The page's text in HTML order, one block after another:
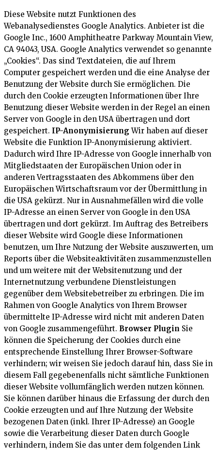
Diese Website nutzt Funktionen des
Webanalysedienstes Google Analytics. Anbieter ist die
Google Inc., 1600 Amphitheatre Parkway Mountain View,
CA 94043, USA. Google Analytics verwendet so genannte
„Cookies“. Das sind Textdateien, die auf Ihrem
Computer gespeichert werden und die eine Analyse der
Benutzung der Website durch Sie ermöglichen. Die
durch den Cookie erzeugten Informationen über Ihre
Benutzung dieser Website werden in der Regel an einen
Server von Google in den USA übertragen und dort
gespeichert. IP-Anonymisierung Wir haben auf dieser
Website die Funktion IP-Anonymisierung aktiviert.
Dadurch wird Ihre IP-Adresse von Google innerhalb von
Mitgliedstaaten der Europäischen Union oder in
anderen Vertragsstaaten des Abkommens über den
Europäischen Wirtschaftsraum vor der Übermittlung in
die USA gekürzt. Nur in Ausnahmefällen wird die volle
IP-Adresse an einen Server von Google in den USA
übertragen und dort gekürzt. Im Auftrag des Betreibers
dieser Website wird Google diese Informationen
benutzen, um Ihre Nutzung der Website auszuwerten, um
Reports über die Websiteaktivitäten zusammenzustellen
und um weitere mit der Websitenutzung und der
Internetnutzung verbundene Dienstleistungen
gegenüber dem Websitebetreiber zu erbringen. Die im
Rahmen von Google Analytics von Ihrem Browser
übermittelte IP-Adresse wird nicht mit anderen Daten
von Google zusammengeführt. Browser Plugin Sie
können die Speicherung der Cookies durch eine
entsprechende Einstellung Ihrer Browser-Software
verhindern; wir weisen Sie jedoch darauf hin, dass Sie in
diesem Fall gegebenenfalls nicht sämtliche Funktionen
dieser Website vollumfänglich werden nutzen können.
Sie können darüber hinaus die Erfassung der durch den
Cookie erzeugten und auf Ihre Nutzung der Website
bezogenen Daten (inkl. Ihrer IP-Adresse) an Google
sowie die Verarbeitung dieser Daten durch Google
verhindern, indem Sie das unter dem folgenden Link